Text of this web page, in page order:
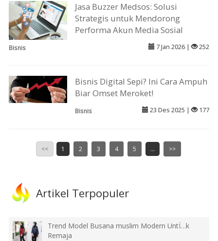
Jasa Buzzer Medsos: Solusi
Strategis untuk Mendorong
Performa Akun Media Sosial
Bisnis 7 Jan 2026 | 252
Bisnis Digital Sepi? Ini Cara Ampuh
Biar Omset Meroket!
Bisnis 23 Des 2025 | 177
<< 1 2 3 4 5 ... >>
Artikel Terpopuler
Trend Model Busana muslim Modern UntÏ…k
Remaja